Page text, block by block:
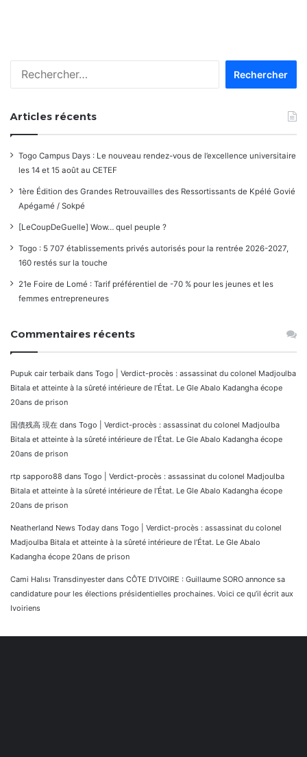
Articles récents
Togo Campus Days : Le nouveau rendez-vous de l’excellence universitaire
les 14 et 15 août au CETEF
1ère Édition des Grandes Retrouvailles des Ressortissants de Kpélé Govié
Apégamé / Sokpé
[LeCoupDeGuelle] Wow… quel peuple ?
Togo : 5 707 établissements privés autorisés pour la rentrée 2026-2027,
160 restés sur la touche
21e Foire de Lomé : Tarif préférentiel de -70 % pour les jeunes et les
femmes entrepreneures
Commentaires récents
Pupuk cair terbaik dans Togo | Verdict-procès : assassinat du colonel Madjoulba
Bitala et atteinte à la sûreté intérieure de l’État. Le Gle Abalo Kadangha écope
20ans de prison
国債残高 現在 dans Togo | Verdict-procès : assassinat du colonel Madjoulba
Bitala et atteinte à la sûreté intérieure de l’État. Le Gle Abalo Kadangha écope
20ans de prison
rtp sapporo88 dans Togo | Verdict-procès : assassinat du colonel Madjoulba
Bitala et atteinte à la sûreté intérieure de l’État. Le Gle Abalo Kadangha écope
20ans de prison
Neatherland News Today dans Togo | Verdict-procès : assassinat du colonel
Madjoulba Bitala et atteinte à la sûreté intérieure de l’État. Le Gle Abalo
Kadangha écope 20ans de prison
Cami Halısı Transdinyester dans CÔTE D’IVOIRE : Guillaume SORO annonce sa
candidature pour les élections présidentielles prochaines. Voici ce qu’il écrit aux
Ivoiriens